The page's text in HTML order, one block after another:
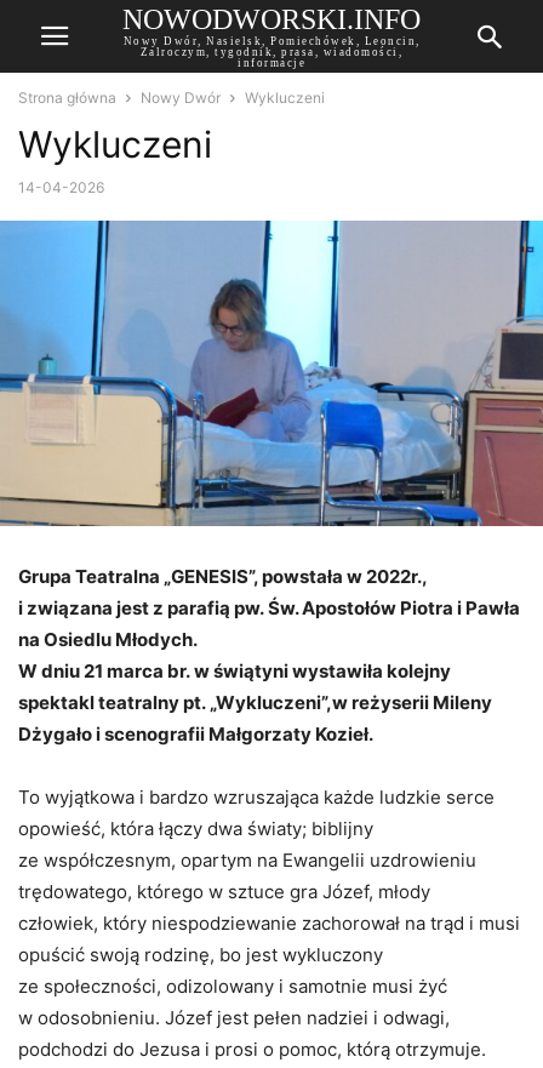
NOWODWORSKI.INFO
Nowy Dwór, Nasielsk, Pomiechówek, Leoncin,
Zalroczym, tygodnik, prasa, wiadomości,
informacje
Strona główna Nowy Dwór Wykluczeni
Wykluczeni
14-04-2026
Grupa Teatralna „GENESIS”, powstała w 2022r.,
i związana jest z parafią pw. Św. Apostołów Piotra i Pawła
na Osiedlu Młodych.
W dniu 21 marca br. w świątyni wystawiła kolejny
spektakl teatralnypt. „Wykluczeni”,w reżyserii Mileny
Dżygało i scenografii Małgorzaty Kozieł.
To wyjątkowa i bardzo wzruszająca każde ludzkie serce
opowieść, która łączy dwa światy; biblijny
ze współczesnym, opartym na Ewangelii uzdrowieniu
trędowatego, którego w sztuce gra Józef, młody
człowiek, który niespodziewanie zachorował na trąd i musi
opuścić swoją rodzinę, bo jest wykluczony
ze społeczności, odizolowany i samotnie musi żyć
w odosobnieniu. Józef jest pełen nadziei i odwagi,
podchodzi do Jezusa i prosi o pomoc, którą otrzymuje.